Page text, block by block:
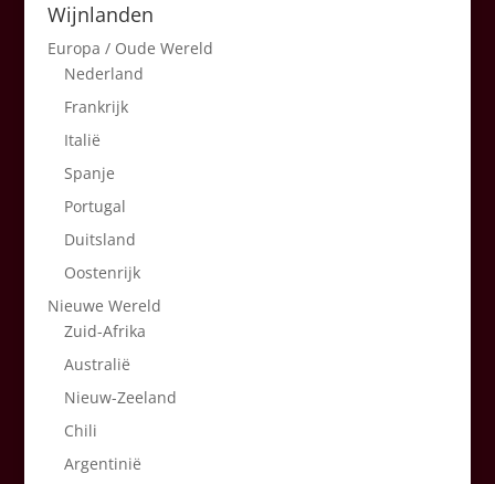
Wijnlanden
Europa / Oude Wereld
Nederland
Frankrijk
Italië
Spanje
Portugal
Duitsland
Oostenrijk
Nieuwe Wereld
Zuid-Afrika
Australië
Nieuw-Zeeland
Chili
Argentinië